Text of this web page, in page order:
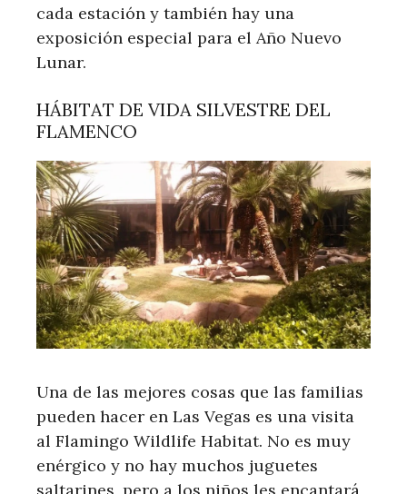
cada estación y también hay una
exposición especial para el Año Nuevo
Lunar.
HÁBITAT DE VIDA SILVESTRE DEL
FLAMENCO
Una de las mejores cosas que las familias
pueden hacer en Las Vegas es una visita
al Flamingo Wildlife Habitat. No es muy
enérgico y no hay muchos juguetes
saltarines, pero a los niños les encantará